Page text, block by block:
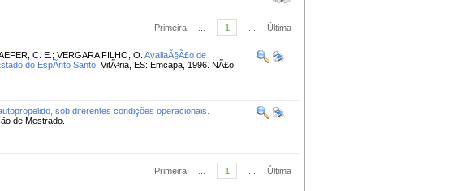
Primeira 1 Última
C. E. ; VERGARA FILHO, O. AvaliaÃ§Ã£o de
do EspÃ­rito Santo. VitÃ³ria, ES: Emcapa, 1996. NÃ£o
sob diferentes condições operacionais.
de Mestrado.
Primeira 1 Última